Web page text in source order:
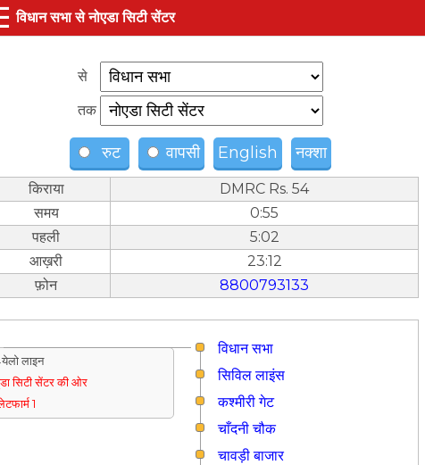
विधान सभा से नोएडा सिटी सेंटर
से
तक
रुट वापसी English नक्शा
किराया
DMRC Rs. 54
समय
0:55
पहली
5:02
आख़री
23:12
फ़ोन
8800793133
विधान सभा
लाइन
सिटी सेंटर की ओर
1
सिविल लाइंस
कश्मीरी गेट
चाँदनी चौक
चावड़ी बाजार